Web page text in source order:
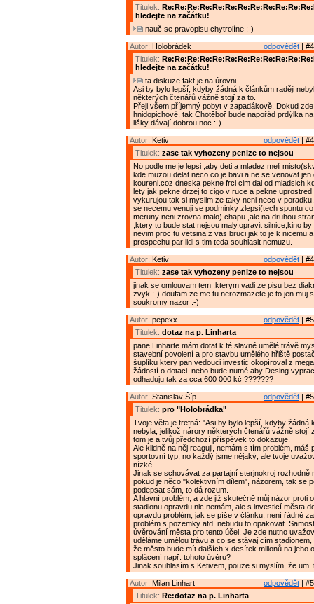
Titulek:
hledejte na začátku!
nauč se pravopisu chytrolíne :-)
odpovědět |
Autor: Holobrádek
Titulek:
hledejte na začátku!
ta diskuze fakt je na úrovni.
Asi by bylo lepší, kdyby žádná k článkům raději
některých čtenářů vážně stojí za to.
Přeji všem příjemný pobyt v zapadákově. Dokud
hnidopichové, tak Chotěboř bude napořád prdýlka
lišky dávají dobrou noc :-)
odpovědět |
Autor: Ketiv
Titulek: zase tak vyhozeny penize to nejsou
No podle me je lepsi ,aby deti a mladez meli
kde muzou delat neco co je bavi a ne se venovat jen
koureni.coz dneska pekne frci cim dal od
lety jak pekne drzej to cigo v ruce a pekne uprostred
vykurujou tak si myslim ze taky neni neco v
se necemu venuji se podminky zlepsi(tech spuntu
meruny neni zrovna malo).chapu ,ale na druhou
,ktery to bude stat nejsou maly.opravit silnice,kino
nevim proc tu vetsina z vas bruci jak to je k nicemu
prospechu par lidi s tim teda souhlasit nemuzu.
odpovědět |
Autor: Ketiv
Titulek: zase tak vyhozeny penize to nejsou
jinak se omlouvam tem ,kterym vadi ze pisu bez
zvyk :-) doufam ze me tu nerozmazete je to jen muj
soukromy nazor :-)
odpovědět |
Autor: pepexx
Titulek: dotaz na p. Linharta
pane Linharte mám dotat k té slavné umělé trávě
stavební povolení a pro stavbu umělého hřiště
šuplíku který pan vedouci investic okopíroval z
žádostí o dotaci. nebo bude nutné aby Desing
odhaduju tak za cca 600 000 kč ???????
odpovědět |
Autor: Stanislav Šíp
Titulek: pro "Holobrádka"
Tvoje věta je trefná: "Asi by bylo lepší, kdyby žádná
nebyla, jelikož nárory některých čtenářů vážně stojí
tom je a tvůj předchozí příspěvek to dokazuje.
Ale klidně na něj reaguji, nemám s tím problém, máš
sportovní typ, no každý jsme nějaký, ale tvoje
nízké.
Jinak se schovávat za partajní sterjnokroj rozhodně
pokud je něco "kolektivním dílem", názorem, tak se
podepsat sám, to dá rozum.
A hlavní problém, a zde již skutečně můj názor proti
stadionu opravdu nic nemám, ale s investicí města
opravdu problém, jak se píše v článku, není řádně
problém s pozemky atd. nebudu to opakovat.
úvěrování města pro tento účel. Je zde nutno
uděláme umělou trávu a co se stávajícím
že město bude mít dalších x desítek milionů na jeho
splácení např. tohoto úvěru?
Jinak souhlasím s Ketivem, pouze si myslím, že
odpovědět |
Autor: Milan Linhart
Titulek: Re:dotaz na p. Linharta